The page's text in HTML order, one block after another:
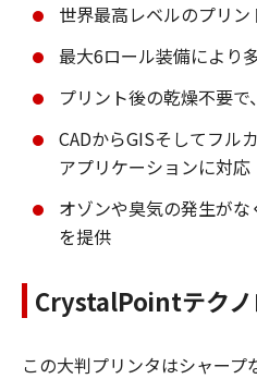
世界最高レベルのプリ
最大6ロール装備により
プリント後の乾燥不要
CADからGISそしてフル
アプリケーションに対応
オゾンや臭気の発生が
を提供
CrystalPointテクノ
この大判プリンタはシャー